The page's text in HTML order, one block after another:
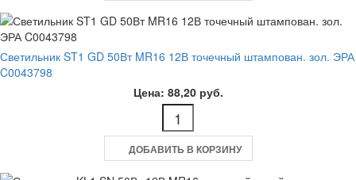
Светильник ST1 GD 50Вт MR16 12В точечный штампован. зол. ЭРА
C0043798
Цена: 88,20 руб.
ДОБАВИТЬ В КОРЗИНУ